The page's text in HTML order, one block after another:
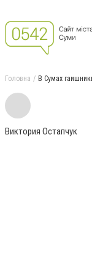
Головна В Сумах
Виктория Остапчук